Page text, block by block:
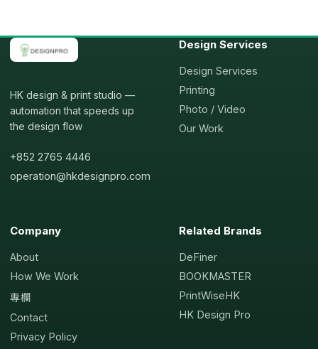
HK design & print studio —
automation that speeds up
the design flow
+852 2765 4446
operation@hkdesignpro.com
Design Services
Design Services
Printing
Photo / Video
Our Work
Company
About
How We Work
專欄
Contact
Privacy Policy
Related Brands
DeFiner
BOOKMASTER
PrintWiseHK
HK Design Pro